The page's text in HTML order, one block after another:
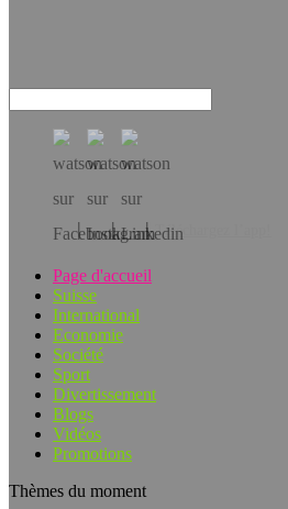
Téléchargez l’app!
Page d'accueil
Suisse
International
Economie
Société
Sport
Divertissement
Blogs
Vidéos
Promotions
Thèmes du moment